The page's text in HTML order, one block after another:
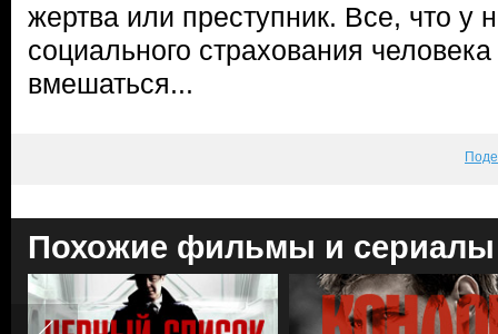
жертва или преступник. Все, что у
социального страхования
вмешаться...
Похожие фильмы и сериалы